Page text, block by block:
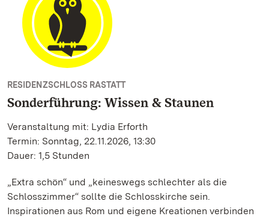
RESIDENZSCHLOSS RASTATT
Sonderführung: Wissen & Staunen
Veranstaltung mit: Lydia Erforth
Termin: Sonntag, 22.11.2026, 13:30
Dauer: 1,5 Stunden
„Extra schön“ und „keineswegs schlechter als die
Schlosszimmer“ sollte die Schlosskirche sein.
Inspirationen aus Rom und eigene Kreationen verbinden